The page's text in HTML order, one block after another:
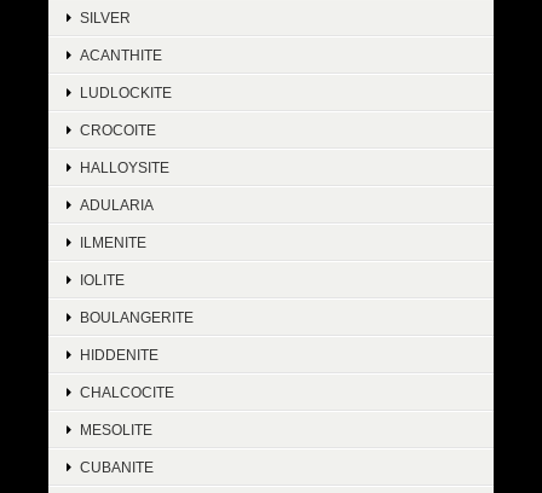
SILVER
ACANTHITE
LUDLOCKITE
CROCOITE
HALLOYSITE
ADULARIA
ILMENITE
IOLITE
BOULANGERITE
HIDDENITE
CHALCOCITE
MESOLITE
CUBANITE